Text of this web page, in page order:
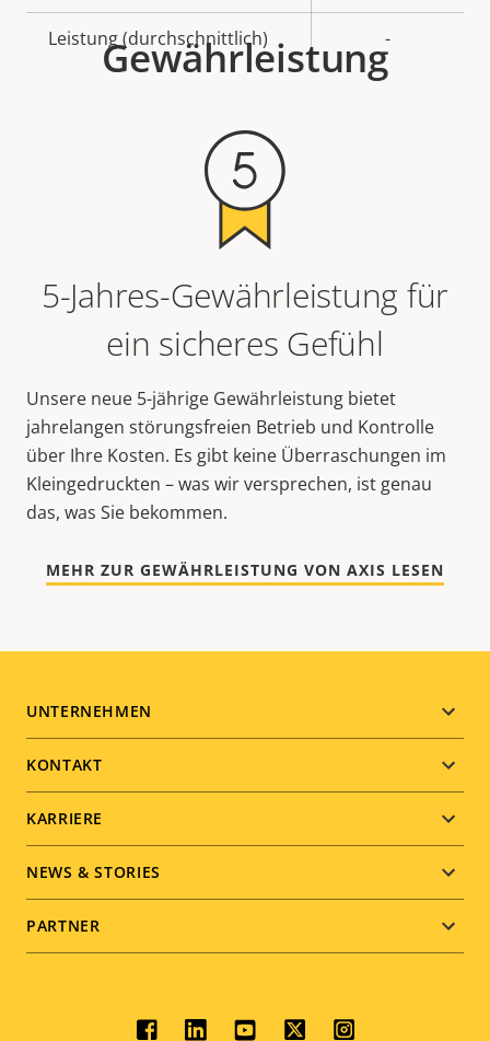
Leistung (durchschnittlich) -
Gewährleistung
5-Jahres-Gewährleistung für
ein sicheres Gefühl
Unsere neue 5-jährige Gewährleistung bietet
jahrelangen störungsfreien Betrieb und Kontrolle
über Ihre Kosten. Es gibt keine Überraschungen im
Kleingedruckten – was wir versprechen, ist genau
das, was Sie bekommen.
MEHR ZUR GEWÄHRLEISTUNG VON AXIS LESEN
Footer
menu
UNTERNEHMEN
KONTAKT
KARRIERE
NEWS & STORIES
PARTNER